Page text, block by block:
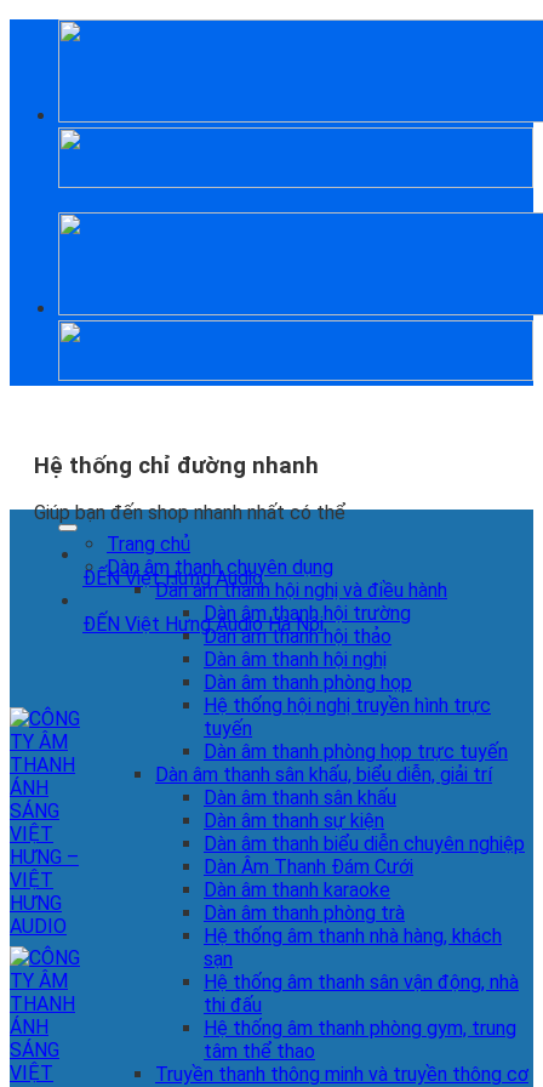
Hệ thống chỉ đường nhanh
Giúp bạn đến shop nhanh nhất có thể
ĐẾN Việt Hưng Audio
ĐẾN Việt Hưng Audio Hà Nội
Trang chủ
Dàn âm thanh chuyên dụng
Dàn âm thanh hội nghị và điều hành
Dàn âm thanh hội trường
Dàn âm thanh hội thảo
Dàn âm thanh hội nghị
Dàn âm thanh phòng họp
Hệ thống hội nghị truyền hình trực
tuyến
Dàn âm thanh phòng họp trực tuyến
Dàn âm thanh sân khấu, biểu diễn, giải trí
Dàn âm thanh sân khấu
Dàn âm thanh sự kiện
Dàn âm thanh biểu diễn chuyên nghiệp
Dàn Âm Thanh Đám Cưới
Dàn âm thanh karaoke
Dàn âm thanh phòng trà
Hệ thống âm thanh nhà hàng, khách
sạn
Hệ thống âm thanh sân vận động, nhà
thi đấu
Hệ thống âm thanh phòng gym, trung
tâm thể thao
Truyền thanh thông minh và truyền thông cơ